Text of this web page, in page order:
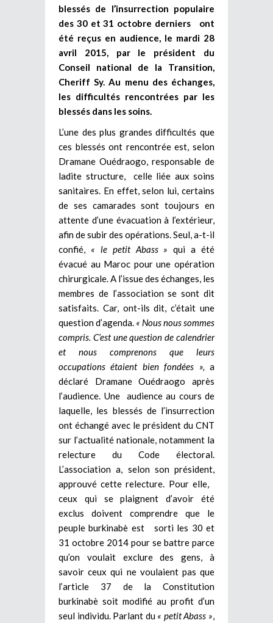
blessés de l’insurrection populaire
des 30 et 31 octobre derniers ont
été reçus en audience, le mardi 28
avril 2015, par le président du
Conseil national de la Transition,
Cheriff Sy. Au menu des échanges,
les difficultés rencontrées par les
blessés dans les soins.
L’une des plus grandes difficultés que
ces blessés ont rencontrée est, selon
Dramane Ouédraogo, responsable de
ladite structure, celle liée aux soins
sanitaires. En effet, selon lui, certains
de ses camarades sont toujours en
attente d’une évacuation à l’extérieur,
afin de subir des opérations. Seul, a-t-il
confié, « le petit Abass » qui a été
évacué au Maroc pour une opération
chirurgicale. A l’issue des échanges, les
membres de l’association se sont dit
satisfaits. Car, ont-ils dit, c’était une
question d’agenda. « Nous nous sommes
compris. C’est une question de calendrier
et nous comprenons que leurs
occupations étaient bien fondées »,
a
déclaré Dramane Ouédraogo après
l’audience. Une audience au cours de
laquelle, les blessés de l’insurrection
ont échangé avec le président du CNT
sur l’actualité nationale, notamment la
relecture du Code électoral.
L’association a, selon son président,
approuvé cette relecture. Pour elle,
ceux qui se plaignent d’avoir été
exclus doivent comprendre que le
peuple burkinabè est sorti les 30 et
31 octobre 2014 pour se battre parce
qu’on voulait exclure des gens, à
savoir ceux qui ne voulaient pas que
l’article 37 de la Constitution
burkinabè soit modifié au profit d’un
seul individu. Parlant du « petit Abass »